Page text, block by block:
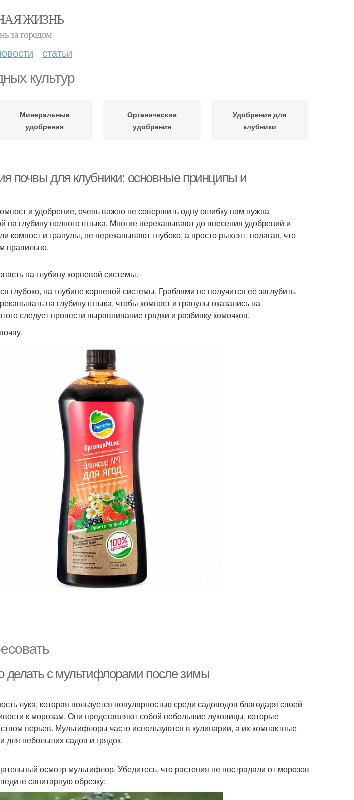
ЖИЗНЬ
за городом
статьи
культур
Минеральные
удобрения
Органические
удобрения
Удобрения для
клубники
почвы для клубники: основные принципы и
и удобрение, очень важно не совершить одну ошибку нам нужна
на глубину полного штыка. Многие перекапывают до внесения удобрений и
компост и гранулы, не перекапывают глубоко, а просто рыхлят, полагая, что
правильно.
на глубину корневой системы.
глубоко, на глубине корневой системы. Граблями не получится её заглубить.
на глубину штыка, чтобы компост и гранулы оказались на
следует провести выравнивание грядки и разбивку комочков.
делать с мультифлорами после зимы
лука, которая пользуется популярностью среди садоводов благодаря своей
к морозам. Они представляют собой небольшие луковицы, которые
перьев. Мультифлоры часто используются в кулинарии, а их компактные
небольших садов и грядок.
осмотр мультифлор. Убедитесь, что растения не пострадали от морозов
санитарную обрезку: